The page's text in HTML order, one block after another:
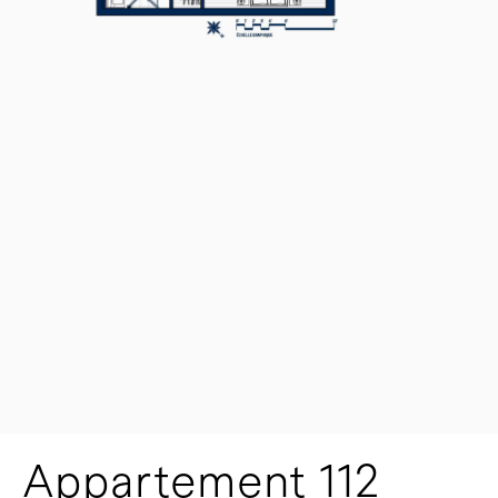
Appartement 112